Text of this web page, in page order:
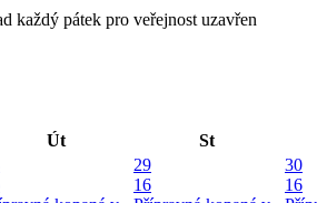
každý pátek pro veřejnost uzavřen
Út
St
29
16
30
16